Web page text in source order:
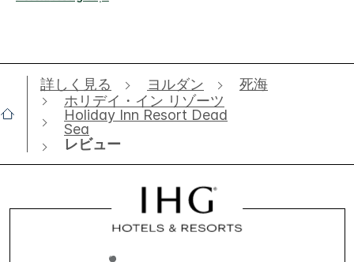
詳しく見る ヨルダン
死海
ホリデイ・イン リゾーツ
Holiday Inn Resort Dead
Sea
レビュー